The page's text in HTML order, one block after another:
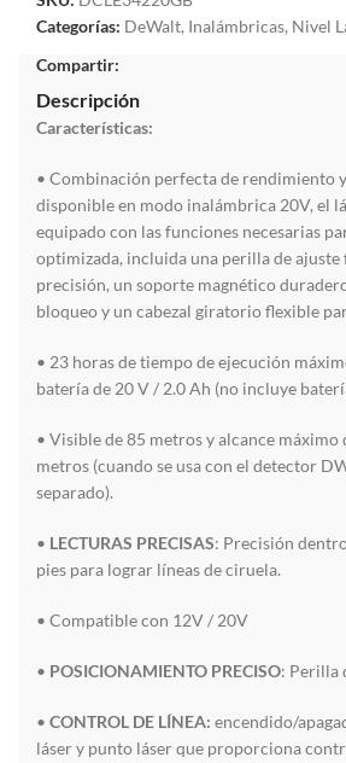
Categorías: DeWalt, Inalámbricas, Nivel
Compartir:
Descripción
Características:
• Combinación perfecta de rendimiento
disponible en modo inalámbrica 20V, el
equipado con las funciones necesarias
optimizada, incluida una perilla de ajuste
precisión, un soporte magnético
bloqueo y un cabezal giratorio flexible
• 23 horas de tiempo de ejecución
batería de 20 V / 2.0 Ah (no incluye
• Visible de 85 metros y alcance
metros (cuando se usa con el detector
separado).
• LECTURAS PRECISAS: Precisión
pies para lograr líneas de ciruela.
• Compatible con 12V / 20V
• POSICIONAMIENTO PRECISO: Perilla
• CONTROL DE LÍNEA: encendido/
láser y punto láser que proporciona